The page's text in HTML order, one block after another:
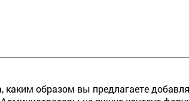
каким образом вы предлагаете